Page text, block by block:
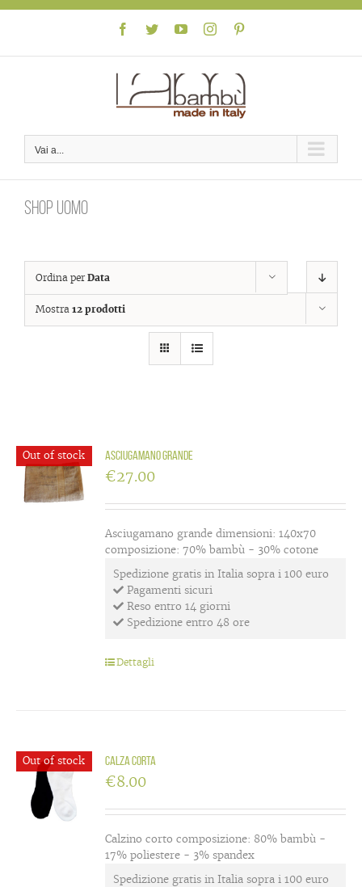
Skip
Facebook
TwitterYouTubeInstagram
Vai a...
Shop uomo
Ordina perData
Mostra 12 prodotti
Out of stock Asciugamano grande
€27.00
Asciugamano grande dimensioni: 140x70
composizione: 70% bambù - 30% cotone
Spedizione gratis in Italia sopra i 100 euro
Pagamenti sicuri
Reso entro 14 giorni
Spedizione entro 48 ore
Dettagli
Out of stock Calza corta
€8.00
Calzino corto composizione: 80% bambù -
17% poliestere - 3% spandex
Spedizione gratis in Italia sopra i 100 euro